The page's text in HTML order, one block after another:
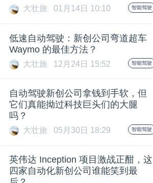
开
课
动
中
心
大壮旅 01月14日 10:10 智能驾驶
低速自动驾驶：新创公司弯道超车
Waymo 的最佳方法？
大壮旅 12月24日 15:52 智能驾驶
自动驾驶新创公司拿钱到手软，但
它们真能拗过科技巨头们的大腿
吗？
大壮旅 05月30日 18:29 智能驾驶
英伟达 Inception 项目激战正酣，这
四家自动化新创公司谁能笑到最